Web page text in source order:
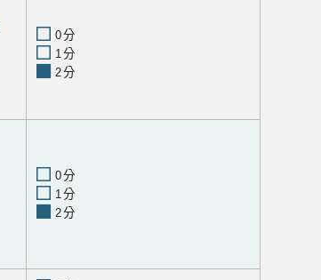
0分
1分
2分
0分
1分
2分